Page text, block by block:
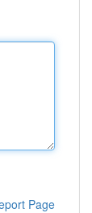
Page